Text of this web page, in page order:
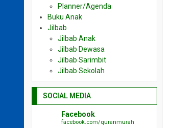
Planner/Agenda
Buku Anak
Jilbab
Jilbab Anak
Jilbab Dewasa
Jilbab Sarimbit
Jilbab Sekolah
SOCIAL MEDIA
Facebook
facebook.com/quranmurah